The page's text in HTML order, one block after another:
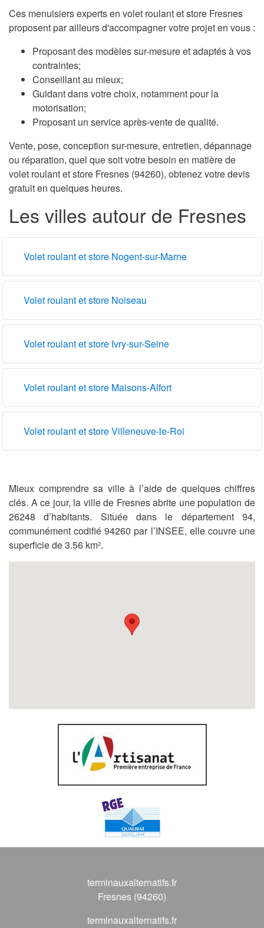
Ces menuisiers experts en volet roulant et store Fresnes
proposent par ailleurs d'accompagner votre projet en vous :
Proposant des modèles sur-mesure et adaptés à vos
contraintes;
Conseillant au mieux;
Guidant dans votre choix, notamment pour la
motorisation;
Proposant un service après-vente de qualité.
Vente, pose, conception sur-mesure, entretien, dépannage
ou réparation, quel que soit votre besoin en matière de
volet roulant et store Fresnes (94260), obtenez votre devis
gratuit en quelques heures.
Les villes autour de Fresnes
Volet roulant et store Nogent-sur-Marne
Volet roulant et store Noiseau
Volet roulant et store Ivry-sur-Seine
Volet roulant et store Maisons-Alfort
Volet roulant et store Villeneuve-le-Roi
Mieux comprendre sa ville à l’aide de quelques chiffres
clés. A ce jour, la ville de Fresnes abrite une population de
26248 d’habitants. Située dans le département 94,
communément codifié 94260 par l’INSEE, elle couvre une
superficie de 3.56 km².
terminauxalternatifs.fr
Fresnes (94260)
terminauxalternatifs.fr